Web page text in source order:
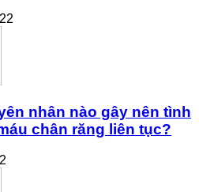
nhân nào gây nên tình
chân răng liên tục?